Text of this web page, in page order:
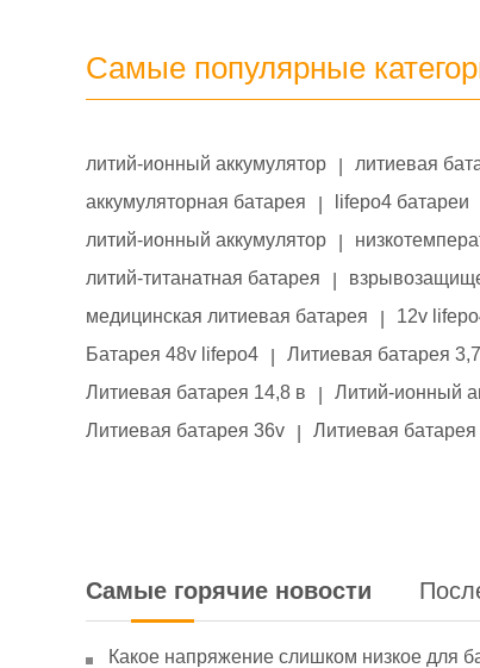
Самые популярные
литий-ионный аккумулятор литиевая
аккумуляторная батарея
lifepo4 батареи
литий-ионный аккумулятор
литий-титанатная батарея
медицинская литиевая батарея
12v
Батарея 48v lifepo4
Литиевая батарея
Литиевая батарея 14,8 в
Литий-ионный
Литиевая батарея 36v
Литиевая
Самые горячие новости
Какое напряжение слишком низкое для